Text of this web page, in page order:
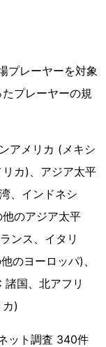
プレーヤーを対象
プレーヤーの規
アメリカ (メキシ
カ)、アジア太平
、インドネシ
のアジア太平
ンス、イタリ
のヨーロッパ)、
国、北アフリ
)
ット調査 340件